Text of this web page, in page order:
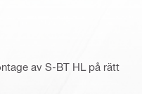
av S-BT HL på rätt